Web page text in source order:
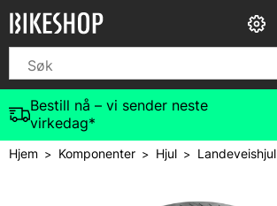
Bestill nå – vi sender neste
virkedag*
Hjem> Komponenter> Hjul > Landeveishjul